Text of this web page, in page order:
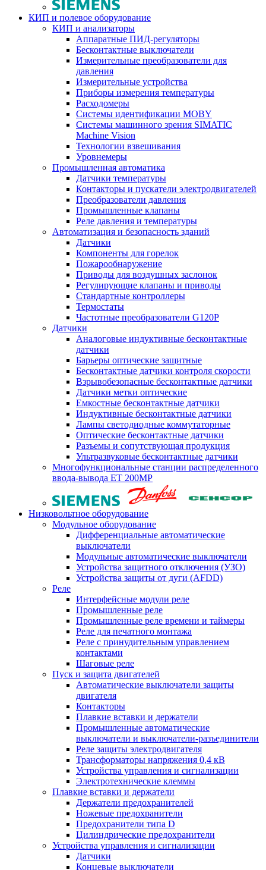
КИП и полевое оборудование
КИП и анализаторы
Аппаратные ПИД-регуляторы
Бесконтактные выключатели
Измерительные преобразователи для
давления
Измерительные устройства
Приборы измерения температуры
Расходомеры
Системы идентификации MOBY
Системы машинного зрения SIMATIC
Machine Vision
Технологии взвешивания
Уровнемеры
Промышленная автоматика
Датчики температуры
Контакторы и пускатели электродвигателей
Преобразователи давления
Промышленные клапаны
Реле давления и температуры
Автоматизация и безопасность зданий
Датчики
Компоненты для горелок
Пожарообнаружение
Приводы для воздушных заслонок
Регулирующие клапаны и приводы
Стандартные контроллеры
Термостаты
Частотные преобразователи G120P
Датчики
Аналоговые индуктивные бесконтактные
датчики
Барьеры оптические защитные
Бесконтактные датчики контроля скорости
Взрывобезопасные бесконтактные датчики
Датчики метки оптические
Емкостные бесконтактные датчики
Индуктивные бесконтактные датчики
Лампы светодиодные коммутаторные
Оптические бесконтактные датчики
Разъемы и сопутствующая продукция
Ультразвуковые бесконтактные датчики
Многофункциональные станции распределенного
ввода-вывода ET 200MP
Низковольтное оборудование
Модульное оборудование
Дифференциальные автоматические
выключатели
Модульные автоматические выключатели
Устройства защитного отключения (УЗО)
Устройства защиты от дуги (AFDD)
Реле
Интерфейсные модули реле
Промышленные реле
Промышленные реле времени и таймеры
Реле для печатного монтажа
Реле с принудительным управлением
контактами
Шаговые реле
Пуск и защита двигателей
Автоматические выключатели защиты
двигателя
Контакторы
Плавкие вставки и держатели
Промышленные автоматические
выключатели и выключатели-разъединители
Реле защиты электродвигателя
Трансформаторы напряжения 0,4 кВ
Устройства управления и сигнализации
Электротехнические клеммы
Плавкие вставки и держатели
Держатели предохранителей
Ножевые предохранители
Предохранители типа D
Цилиндрические предохранители
Устройства управления и сигнализации
Датчики
Концевые выключатели